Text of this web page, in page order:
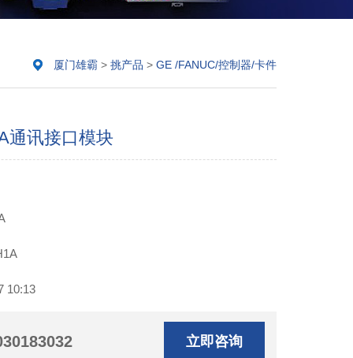
厦门雄霸 > 挑产品 > GE /FANUC/控制器/卡件
通讯接口模块
10:13
立即咨询